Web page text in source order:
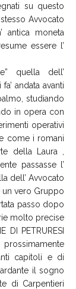
su questo
Avvocato
antica moneta
essere l’
quella dell’
andata avanti
studiando
in opera con
operativi
come i romani
della Laura ,
passasse l’
dell’ Avvocato
un vero Gruppo
passo dopo
molto precise
PETRURESI
capitoli e di
il sogno
di Carpentieri